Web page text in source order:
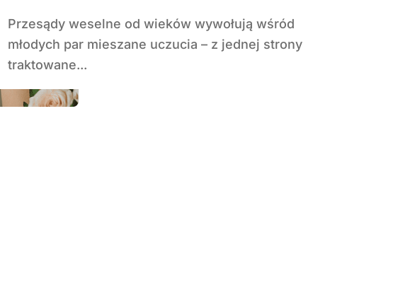
Przesądy weselne od wieków wywołują wśród
młodych par mieszane uczucia – z jednej strony
traktowane...